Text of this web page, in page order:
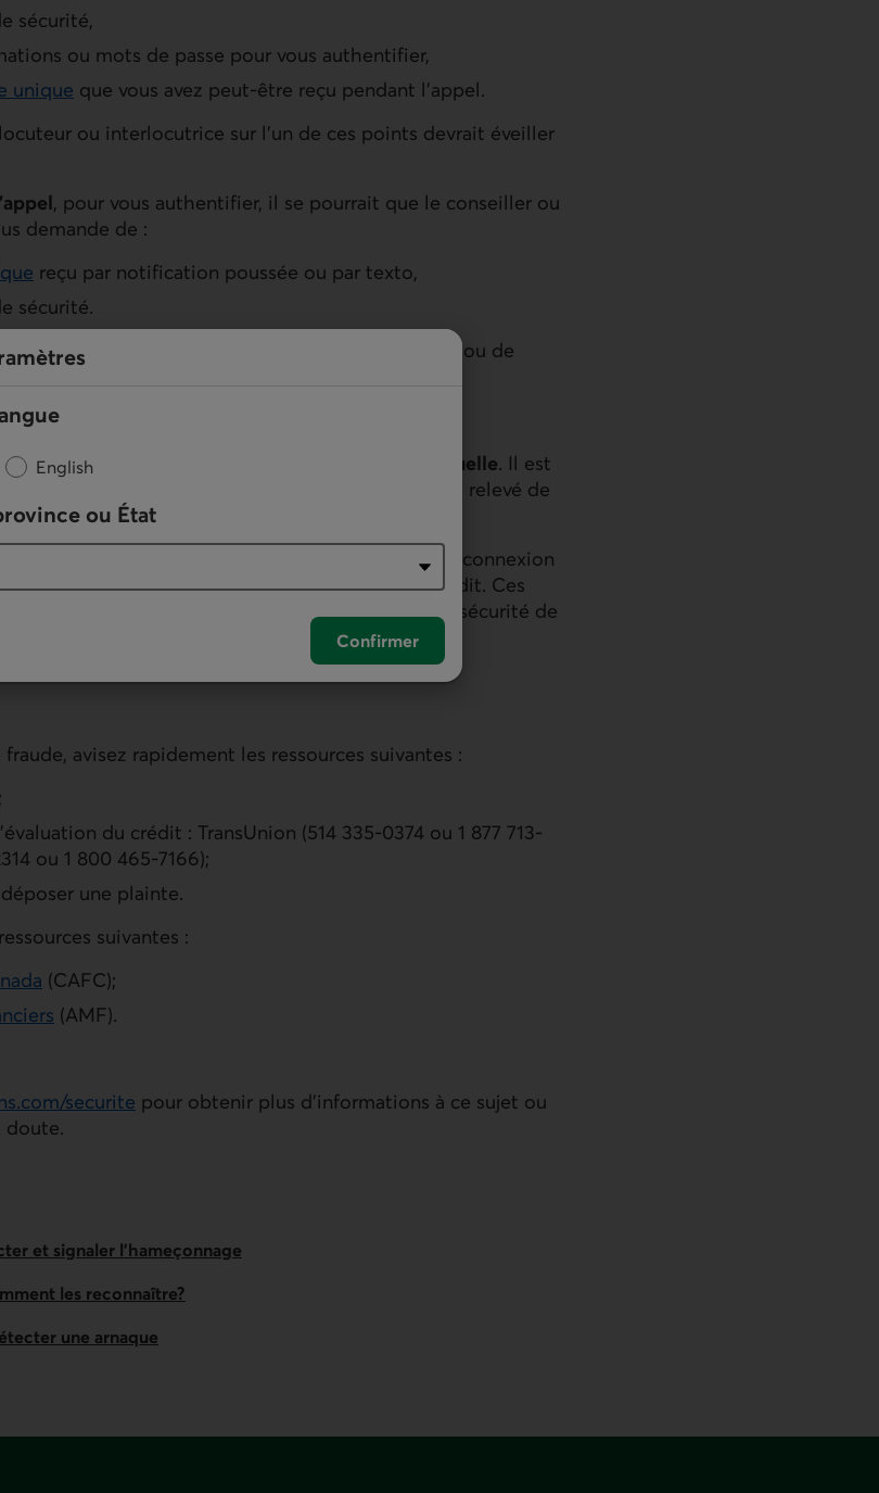
English
ou État
Confirmer
sécurité,
ou mots de passe pour vous authentifier,
unique que vous avez peut-être reçu pendant l’appel.
ou interlocutrice sur l’un de ces points devrait éveiller
, pour vous authentifier, il se pourrait que le conseiller ou
demande de :
reçu par notification poussée ou par texto,
sécurité.
debons réflexes
avant de fournir de l’information ou de
et des textos à ses membres et à sa clientèle
textos pour communiquer de l’
information factuelle. Il est
vous avisant par exemple que votre relevé de
solde de carte de crédit est élevé.
texto vous demandant de valider une tentative de connexion
transactions effectuées avec votre carte de crédit. Ces
de
spécifiques et viennent renforcir la sécurité de
avisez rapidement les ressources suivantes :
du crédit : TransUnion (514 335-0374 ou 1 877 713-
ou 1 800 465-7166);
une plainte.
suivantes :
(CAFC);
(AMF).
securite pour obtenir plus d’informations à ce sujet ou
doute.
et signaler l’hameçonnage
les recon­naître?
une arnaque